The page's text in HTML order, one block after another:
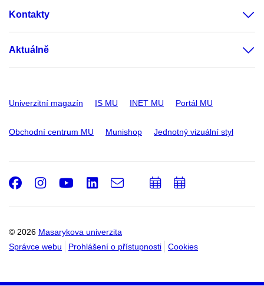
Kontakty
Aktuálně
Univerzitní magazín IS MU INET MU Portál MU
Obchodní centrum MU Munishop Jednotný vizuální styl
© 2026 Masarykova univerzita
Správce webu
Prohlášení o přístupnosti Cookies
Facebook
Instagram
Youtube
LinkedIn
e-
PřidatPřidat